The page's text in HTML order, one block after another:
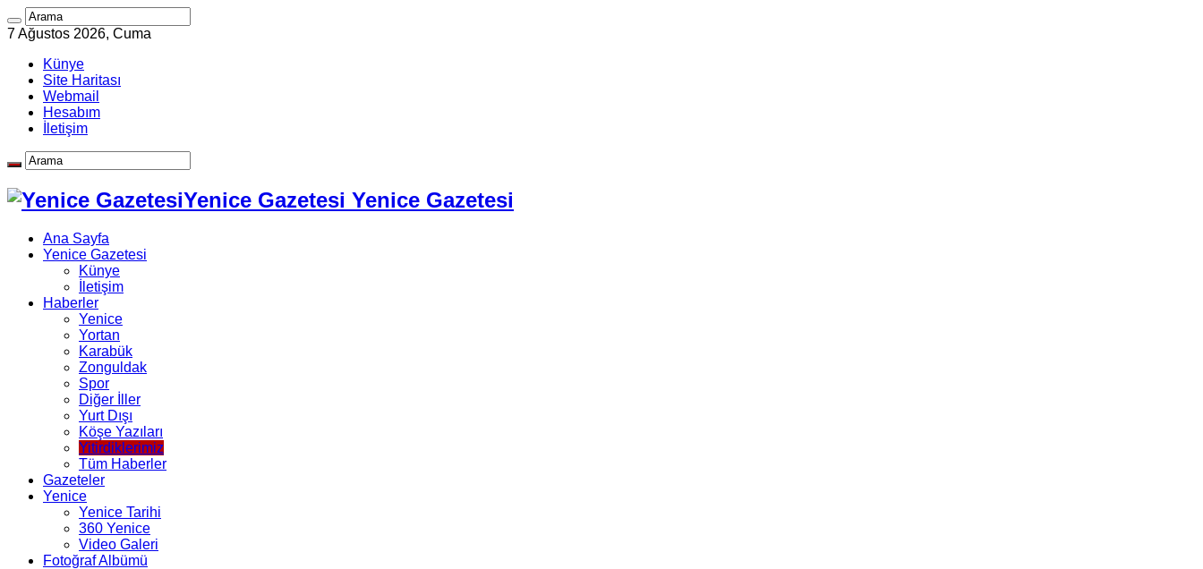
7 Ağustos 2026, Cuma
Künye
Site Haritası
Webmail
Hesabım
İletişim
Yenice Gazetesi Yenice Gazetesi
Ana Sayfa
Yenice Gazetesi
Künye
İletişim
Haberler
Yenice
Yortan
Karabük
Zonguldak
Spor
Diğer İller
Yurt Dışı
Köşe Yazıları
Yitirdiklerimiz
Tüm Haberler
Gazeteler
Yenice
Yenice Tarihi
360 Yenice
Video Galeri
Fotoğraf Albümü